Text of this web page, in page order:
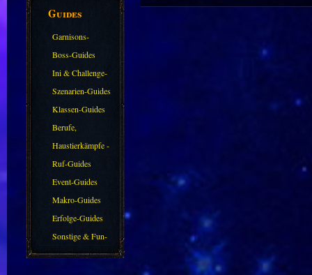
Guides
Garnisons-
Guides
Boss-Guides
Ini & Challenge-
Guides
Szenarien-Guides
Klassen-Guides
Berufe,
Farmkarten und
Haustiere
Haustierkämpfe -
Guide
Ruf-Guides
Event-Guides
Makro-Guides
Erfolge-Guides
Sonstige & Fun-
Guides